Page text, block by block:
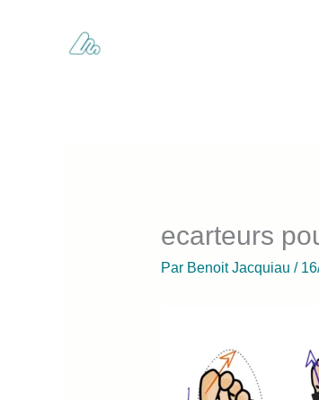
ecarteurs
Par Benoit Jacquiau /